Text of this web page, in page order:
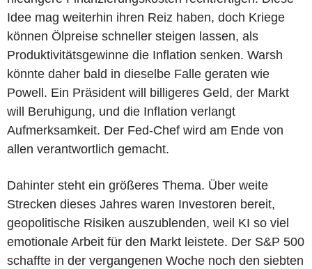
Idee mag weiterhin ihren Reiz haben, doch Kriege
können Ölpreise schneller steigen lassen, als
Produktivitätsgewinne die Inflation senken. Warsh
könnte daher bald in dieselbe Falle geraten wie
Powell. Ein Präsident will billigeres Geld, der Markt
will Beruhigung, und die Inflation verlangt
Aufmerksamkeit. Der Fed-Chef wird am Ende von
allen verantwortlich gemacht.
Dahinter steht ein größeres Thema. Über weite
Strecken dieses Jahres waren Investoren bereit,
geopolitische Risiken auszublenden, weil KI so viel
emotionale Arbeit für den Markt leistete. Der S&P 500
schaffte in der vergangenen Woche noch den siebten